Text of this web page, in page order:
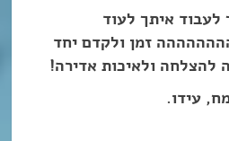
לעבוד איתך לעוד
זמן ולקדם יחד
להצלחה ולאיכות אדירה!
עידו.